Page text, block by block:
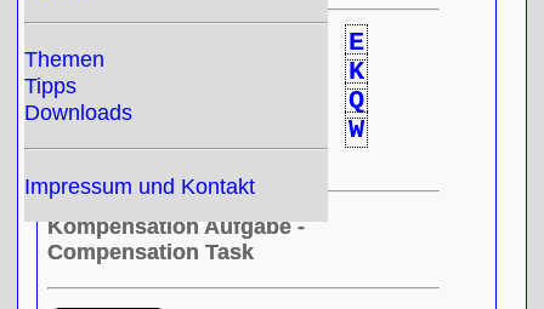
Themen
Tipps
Downloads
Impressum und Kontakt
E
F
K
L
M
Q
R
S
W
X
Y Z
Kompensation Aufgabe -
Compensation Task